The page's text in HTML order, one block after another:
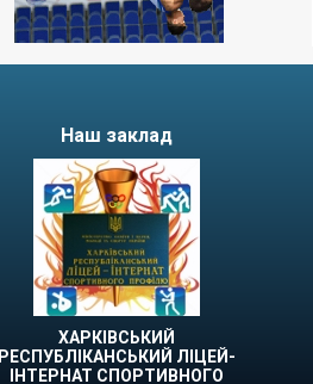
Наш заклад
ХАРКІВСЬКИЙ
РЕСПУБЛІКАНСЬКИЙ ЛІЦЕЙ-
ІНТЕРНАТ СПОРТИВНОГО